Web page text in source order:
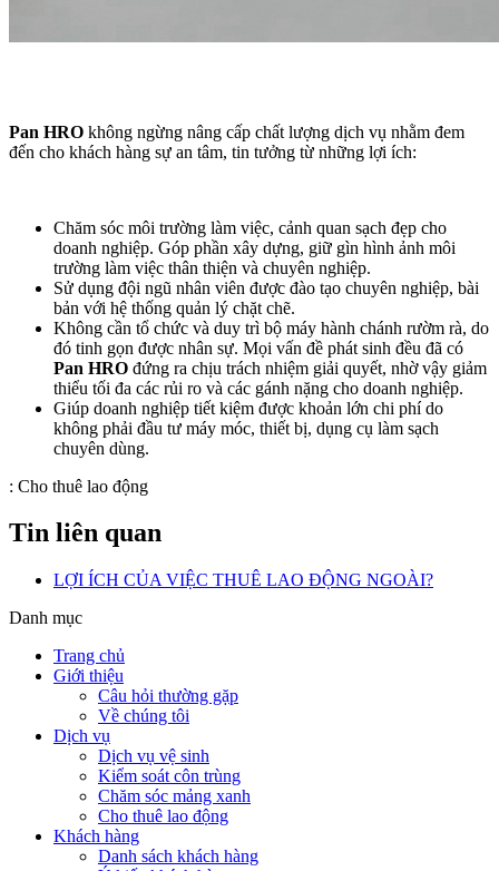
Pan HRO không ngừng nâng cấp chất lượng dịch vụ nhằm đem
đến cho khách hàng sự an tâm, tin tưởng từ những lợi ích:
Chăm sóc môi trường làm việc, cảnh quan sạch đẹp cho
doanh nghiệp. Góp phần xây dựng, giữ gìn hình ảnh môi
trường làm việc thân thiện và chuyên nghiệp.
Sử dụng đội ngũ nhân viên được đào tạo chuyên nghiệp, bài
bản với hệ thống quản lý chặt chẽ.
Không cần tổ chức và duy trì bộ máy hành chánh rườm rà, do
đó tinh gọn được nhân sự. Mọi vấn đề phát sinh đều đã có
Pan HRO đứng ra chịu trách nhiệm giải quyết, nhờ vậy giảm
thiểu tối đa các rủi ro và các gánh nặng cho doanh nghiệp.
Giúp doanh nghiệp tiết kiệm được khoản lớn chi phí do
không phải đầu tư máy móc, thiết bị, dụng cụ làm sạch
chuyên dùng.
: Cho thuê lao động
Tin liên quan
LỢI ÍCH CỦA VIỆC THUÊ LAO ĐỘNG NGOÀI?
Danh mục
Trang chủ
Giới thiệu
Câu hỏi thường gặp
Về chúng tôi
Dịch vụ
Dịch vụ vệ sinh
Kiểm soát côn trùng
Chăm sóc mảng xanh
Cho thuê lao động
Khách hàng
Danh sách khách hàng